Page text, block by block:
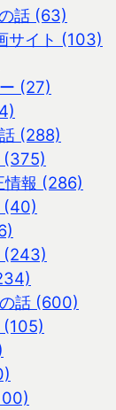
話 (63)
サイト (103)
(27)
(288)
(375)
情報 (286)
(40)
(243)
話 (600)
(105)